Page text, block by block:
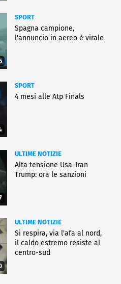
SPORT
Spagna campione,
l'annuncio in aereo è virale
SPORT
4 mesi alle Atp Finals
ULTIME NOTIZIE
Alta tensione Usa-Iran
Trump: ora le sanzioni
ULTIME NOTIZIE
Si respira, via l'afa al nord,
il caldo estremo resiste al
centro-sud